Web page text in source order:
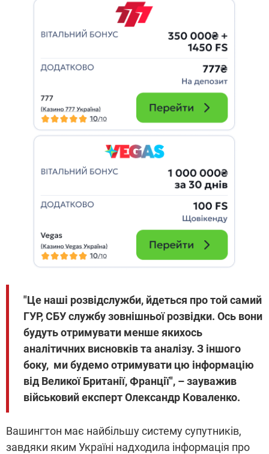
"Це наші розвідслужби, йдеться про той самий
ГУР, СБУ службу зовнішньої розвідки. Ось вони
будуть отримувати менше якихось
аналітичних висновків та аналізу. З іншого
боку, ми будемо отримувати цю інформацію
від Великої Британії, Франції", – зауважив
військовий експерт Олександр Коваленко.
Вашингтон має найбільшу систему супутників,
завдяки яким Україні надходила інформація про